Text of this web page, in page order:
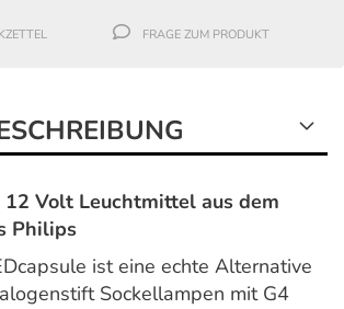
FRAGE ZUM PRODUKT
Volt Leuchtmittel aus dem
Philips
ist eine echte Alternative
Sockellampen mit G4